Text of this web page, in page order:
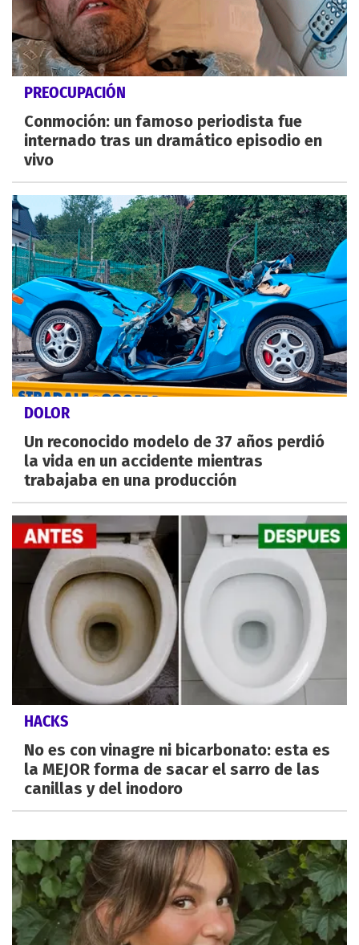
PREOCUPACIÓN
Conmoción: un famoso periodista fue
internado tras un dramático episodio en
vivo
DOLOR
Un reconocido modelo de 37 años perdió
la vida en un accidente mientras
trabajaba en una producción
HACKS
No es con vinagre ni bicarbonato: esta es
la MEJOR forma de sacar el sarro de las
canillas y del inodoro